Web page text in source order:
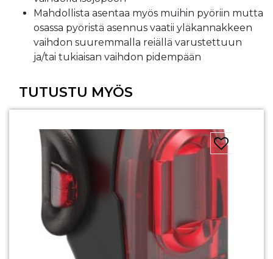
Mahdollista asentaa myös muihin pyöriin mutta
osassa pyöristä asennus vaatii yläkannakkeen
vaihdon suuremmalla reiällä varustettuun
ja/tai tukiaisan vaihdon pidempään
TUTUSTU MYÖS